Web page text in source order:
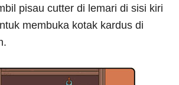
pisau cutter di lemari di sisi kiri
membuka kotak kardus di